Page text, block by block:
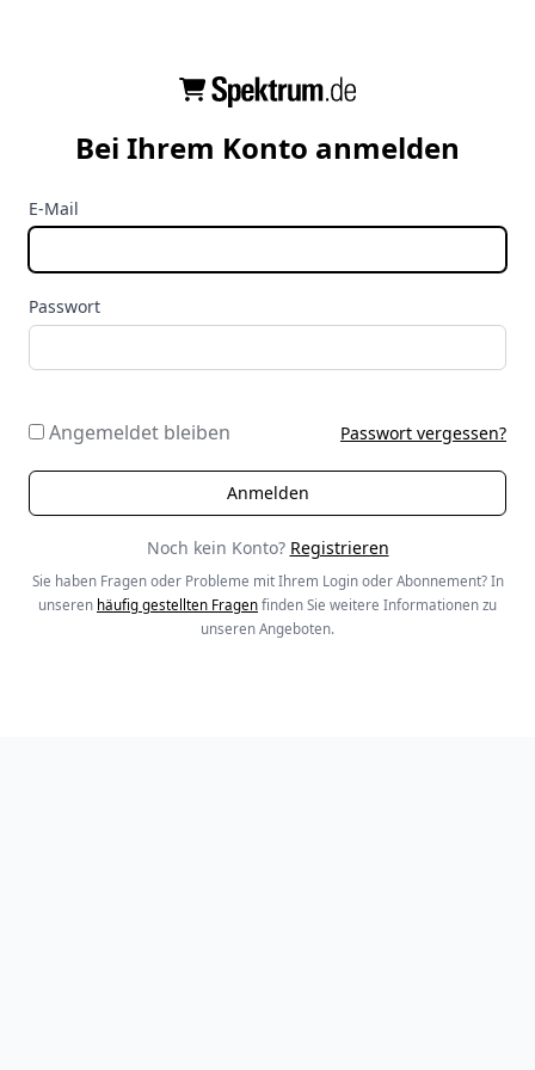
Bei Ihrem Konto anmelden
E-Mail
Passwort
Angemeldet bleiben Passwort vergessen?
Noch kein Konto? Registrieren
Sie haben Fragen oder Probleme mit Ihrem Login oder Abonnement? In
unseren häufig gestellten Fragen finden Sie weitere Informationen zu
unseren Angeboten.